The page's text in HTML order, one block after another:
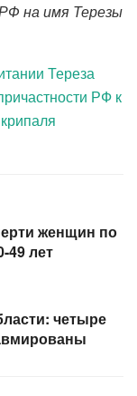
на имя Терезы
Тереза
РФ к
женщин по
49 лет
четыре